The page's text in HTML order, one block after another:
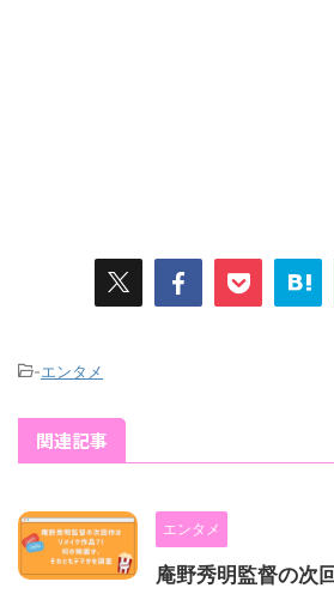
-エンタメ
関連記事
エンタメ
庵野秀明監督の次